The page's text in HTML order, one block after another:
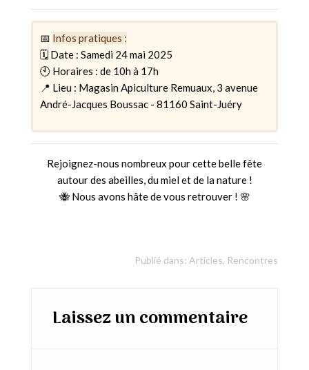
📅 Infos pratiques :
🗓 Date : Samedi 24 mai 2025
🕙 Horaires : de 10h à 17h
📍 Lieu : Magasin Apiculture Remuaux, 3 avenue
André-Jacques Boussac - 81160 Saint-Juéry
Rejoignez-nous nombreux pour cette belle fête
autour des abeilles, du miel et de la nature !
🐝 Nous avons hâte de vous retrouver ! 🌸
Publié dans: Articles, Rencontres
Laissez un commentaire